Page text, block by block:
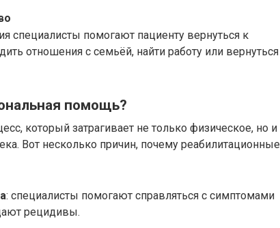
специалисты помогают пациенту вернуться к
отношения с семьёй, найти работу или вернуться
помощь?
который затрагивает не только физическое, но и
Вот несколько причин, почему реабилитационные
: специалисты помогают справляться с симптомами
рецидивы.